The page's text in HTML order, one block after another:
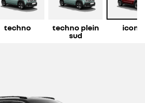
techno
techno plein
sud
iconic